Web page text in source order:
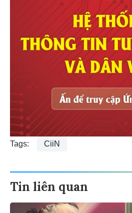
Tags: CiiN
Tin liên quan